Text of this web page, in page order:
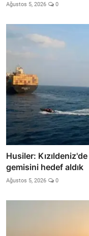
Ağustos 5, 2026 0
Husiler:
gemisini hedef aldık
Ağustos 5, 2026 0